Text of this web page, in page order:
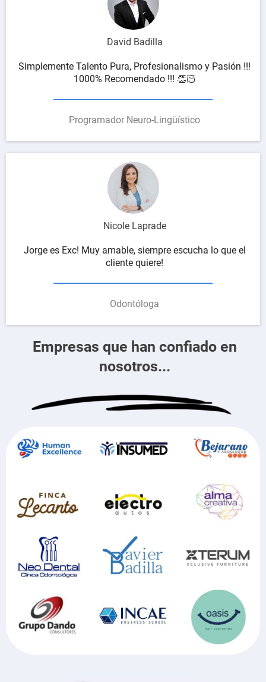
David Badilla
Simplemente Talento Pura, Profesionalismo y Pasión !!!
1000% Recomendado !!! 👏🏻
Programador Neuro-Lingüístico
Nicole Laprade
Jorge es Exc! Muy amable, siempre escucha lo que el
cliente quiere!
Odontóloga
Empresas que han confiado en
nosotros...